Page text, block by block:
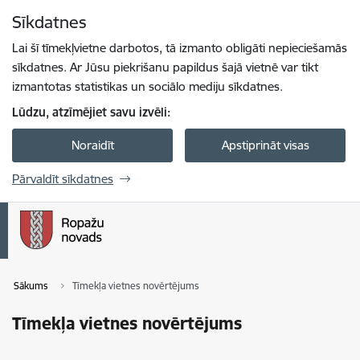
Sīkdatnes
Lai šī tīmekļvietne darbotos, tā izmanto obligāti nepieciešamās
sīkdatnes. Ar Jūsu piekrišanu papildus šajā vietnē var tikt
izmantotas statistikas un sociālo mediju sīkdatnes.
Lūdzu, atzīmējiet savu izvēli:
Noraidīt Apstiprināt visas
Pārvaldīt sīkdatnes
Sākums Tīmekļa vietnes novērtējums
Tīmekļa vietnes novērtējums